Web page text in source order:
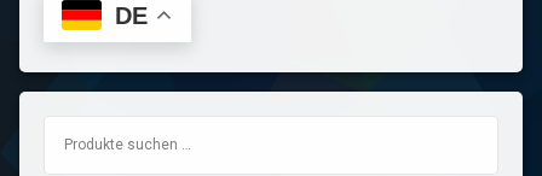
DE